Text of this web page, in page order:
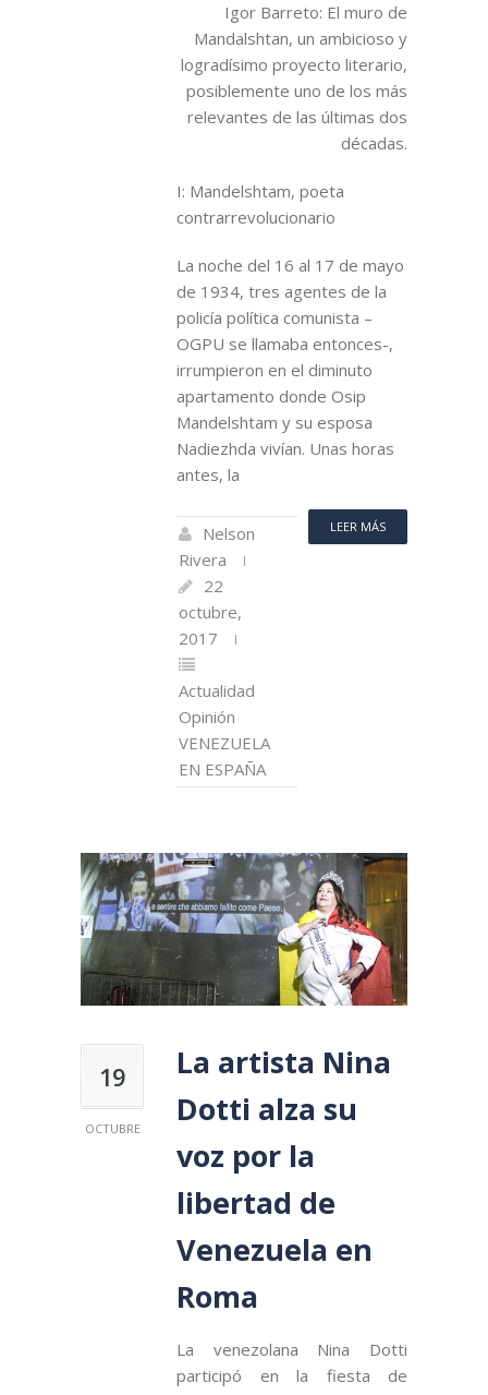
Igor Barreto: El muro de
Mandalshtan, un ambicioso y
logradísimo proyecto literario,
posiblemente uno de los más
relevantes de las últimas dos
décadas.
I: Mandelshtam, poeta
contrarrevolucionario
La noche del 16 al 17 de mayo
de 1934, tres agentes de la
policía política comunista –
OGPU se llamaba entonces-,
irrumpieron en el diminuto
apartamento donde Osip
Mandelshtam y su esposa
Nadiezhda vivían. Unas horas
antes, la
LEER MÁS
Nelson
Rivera
22
octubre,
2017
Actualidad
Opinión
VENEZUELA
EN ESPAÑA
19
OCTUBRE
La artista Nina
Dotti alza su
voz por la
libertad de
Venezuela en
Roma
La venezolana Nina Dotti
participó en la fiesta de